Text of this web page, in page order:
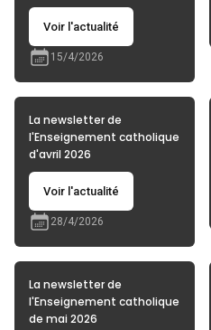
Voir l'actualité
15/4/2026
La newsletter de
l'Enseignement catholique
d'avril 2026
Voir l'actualité
28/4/2026
La newsletter de
l'Enseignement catholique
de mai 2026